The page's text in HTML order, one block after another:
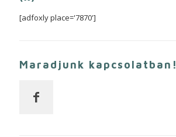
[adfoxly place='7870']
Maradjunk kapcsolatban!